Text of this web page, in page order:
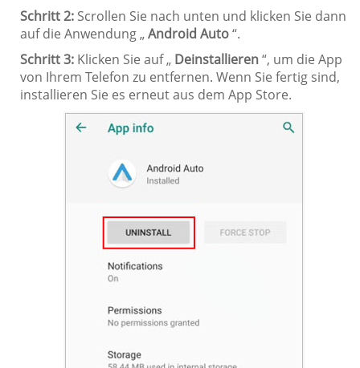
Schritt 2: Scrollen Sie nach unten und klicken Sie dann
auf die Anwendung „Android Auto“.
Schritt 3: Klicken Sie auf „ Deinstallieren“, um die App
von Ihrem Telefon zu entfernen. Wenn Sie fertig sind,
installieren Sie es erneut aus dem App Store.